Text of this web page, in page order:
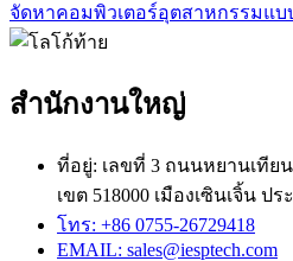
จัดหาคอมพิวเตอร์อุตสาหกรรมแ
สำนักงานใหญ่
ที่อยู่: เลขที่ 3 ถนนหยานเทีย
เขต 518000 เมืองเซินเจิ้น ปร
โทร: +86 0755-26729418
EMAIL: sales@iesptech.com